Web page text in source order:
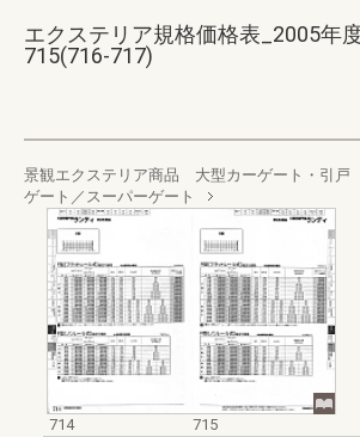
エクステリア規格価格表_2005年
715(716-717)
景観エクステリア商品 大型カーゲート・引戸
ゲート／スーパーゲート
714
715